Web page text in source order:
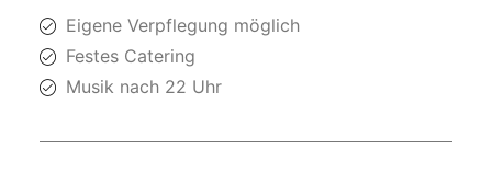
Eigene Verpflegung möglich
Festes Catering
Musik nach 22 Uhr